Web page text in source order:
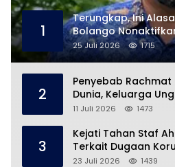
1
Terungkap, Ini
Bolango
25 Juli 2026 1715
2
Penyebab
Dunia, Keluarga
11 Juli 2026 1473
3
Kejati Tahan Staf
Terkait Dugaan
23 Juli 2026 1439